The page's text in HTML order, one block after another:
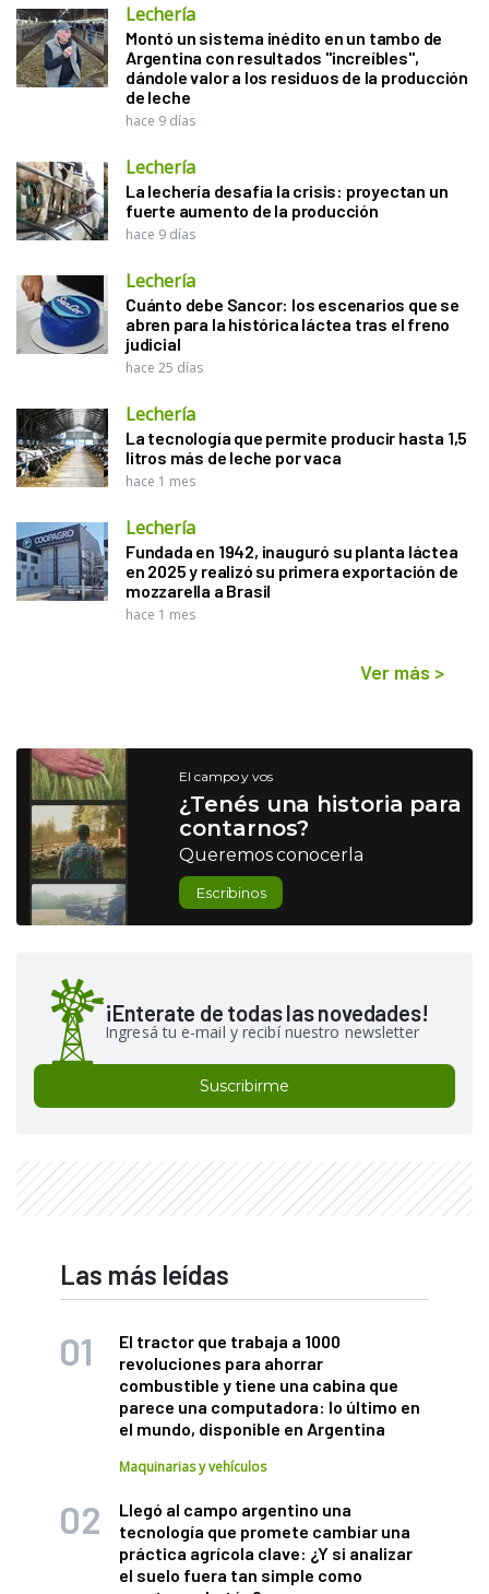
Lechería
Montó un sistema inédito en un tambo de
Argentina con resultados "increíbles",
dándole valor a los residuos de la producción
de leche
hace 9 días
Lechería
La lechería desafía la crisis: proyectan un
fuerte aumento de la producción
hace 9 días
Lechería
Cuánto debe Sancor: los escenarios que se
abren para la histórica láctea tras el freno
judicial
hace 25 días
Lechería
La tecnología que permite producir hasta 1,5
litros más de leche por vaca
hace 1 mes
Lechería
Fundada en 1942, inauguró su planta láctea
en 2025 y realizó su primera exportación de
mozzarella a Brasil
hace 1 mes
Ver más >
El campo y vos
¿Tenés una historia para
contarnos?
Queremos conocerla
Escribinos
¡Enterate de todas las novedades!
Ingresá tu e-mail y recibí nuestro newsletter
Suscribirme
Las más leídas
El tractor que trabaja a 1000
revoluciones para ahorrar
combustible y tiene una cabina que
parece una computadora: lo último en
el mundo, disponible en Argentina
Maquinarias y vehículos
Llegó al campo argentino una
tecnología que promete cambiar una
práctica agrícola clave: ¿Y si analizar
el suelo fuera tan simple como